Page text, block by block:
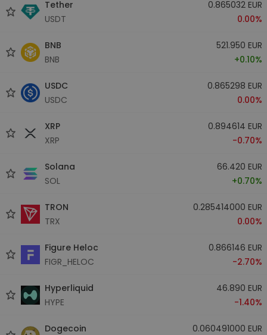
Tether
USDT
0.865032 EUR
0.00%
BNB
BNB
521.950 EUR
+0.10%
USDC
USDC
0.865298 EUR
0.00%
XRP
XRP
0.894614 EUR
-0.70%
Solana
SOL
66.420 EUR
+0.70%
TRON
TRX
0.285414000 EUR
0.00%
Figure Heloc
FIGR_HELOC
0.866146 EUR
-2.70%
Hyperliquid
HYPE
46.890 EUR
-1.40%
Dogecoin
0.060491000 EUR